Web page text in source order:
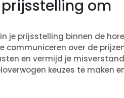
om
je prijsstelling binnen de
communiceren over de
en vermijd je
keuzes te maken